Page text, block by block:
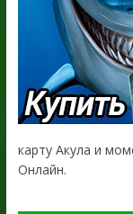
карту Акула и
Онлайн.